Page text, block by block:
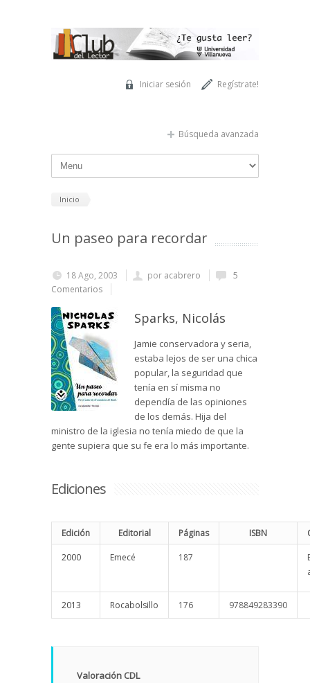
Regístrate!
Iniciar sesión
Búsqueda avanzada
Inicio
Un paseo para recordar
18 Ago, 2003 por acabrero
5
Comentarios
Sparks, Nicolás
Jamie conservadora y seria,
estaba lejos de ser una chica
popular, la seguridad que
tenía en sí misma no
dependía de las opiniones
de los demás. Hija del
ministro de la iglesia no tenía miedo de que la
gente supiera que su fe era lo más importante.
Ediciones
Edición Editorial Páginas ISBN
2000 Emecé 187
2013 Rocabolsillo 176 978849283390
Valoración CDL